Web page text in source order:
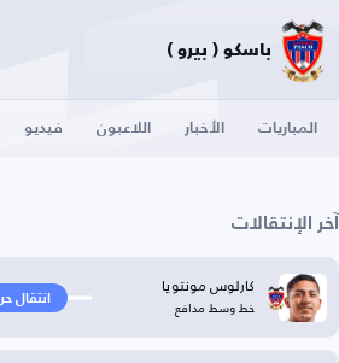
باسكو ( بيرو )
المباريات الأخبار اللاعبون فيديو
آخر الإنتقالات
كارلوس مونتويا
خط وسط مدافع انتقال حر